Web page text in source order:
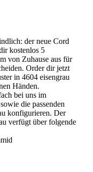
der neue Cord
kostenlos 5
von Zuhause aus für
Order dir jetzt
in 4604 eisengrau
Händen.
bei uns im
die passenden
konfigurieren. Der
verfügt über folgende